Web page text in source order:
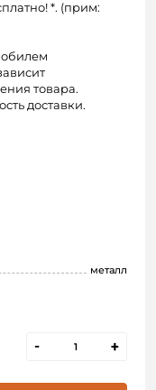
- +
*. (прим:
товара.
доставки.
металл